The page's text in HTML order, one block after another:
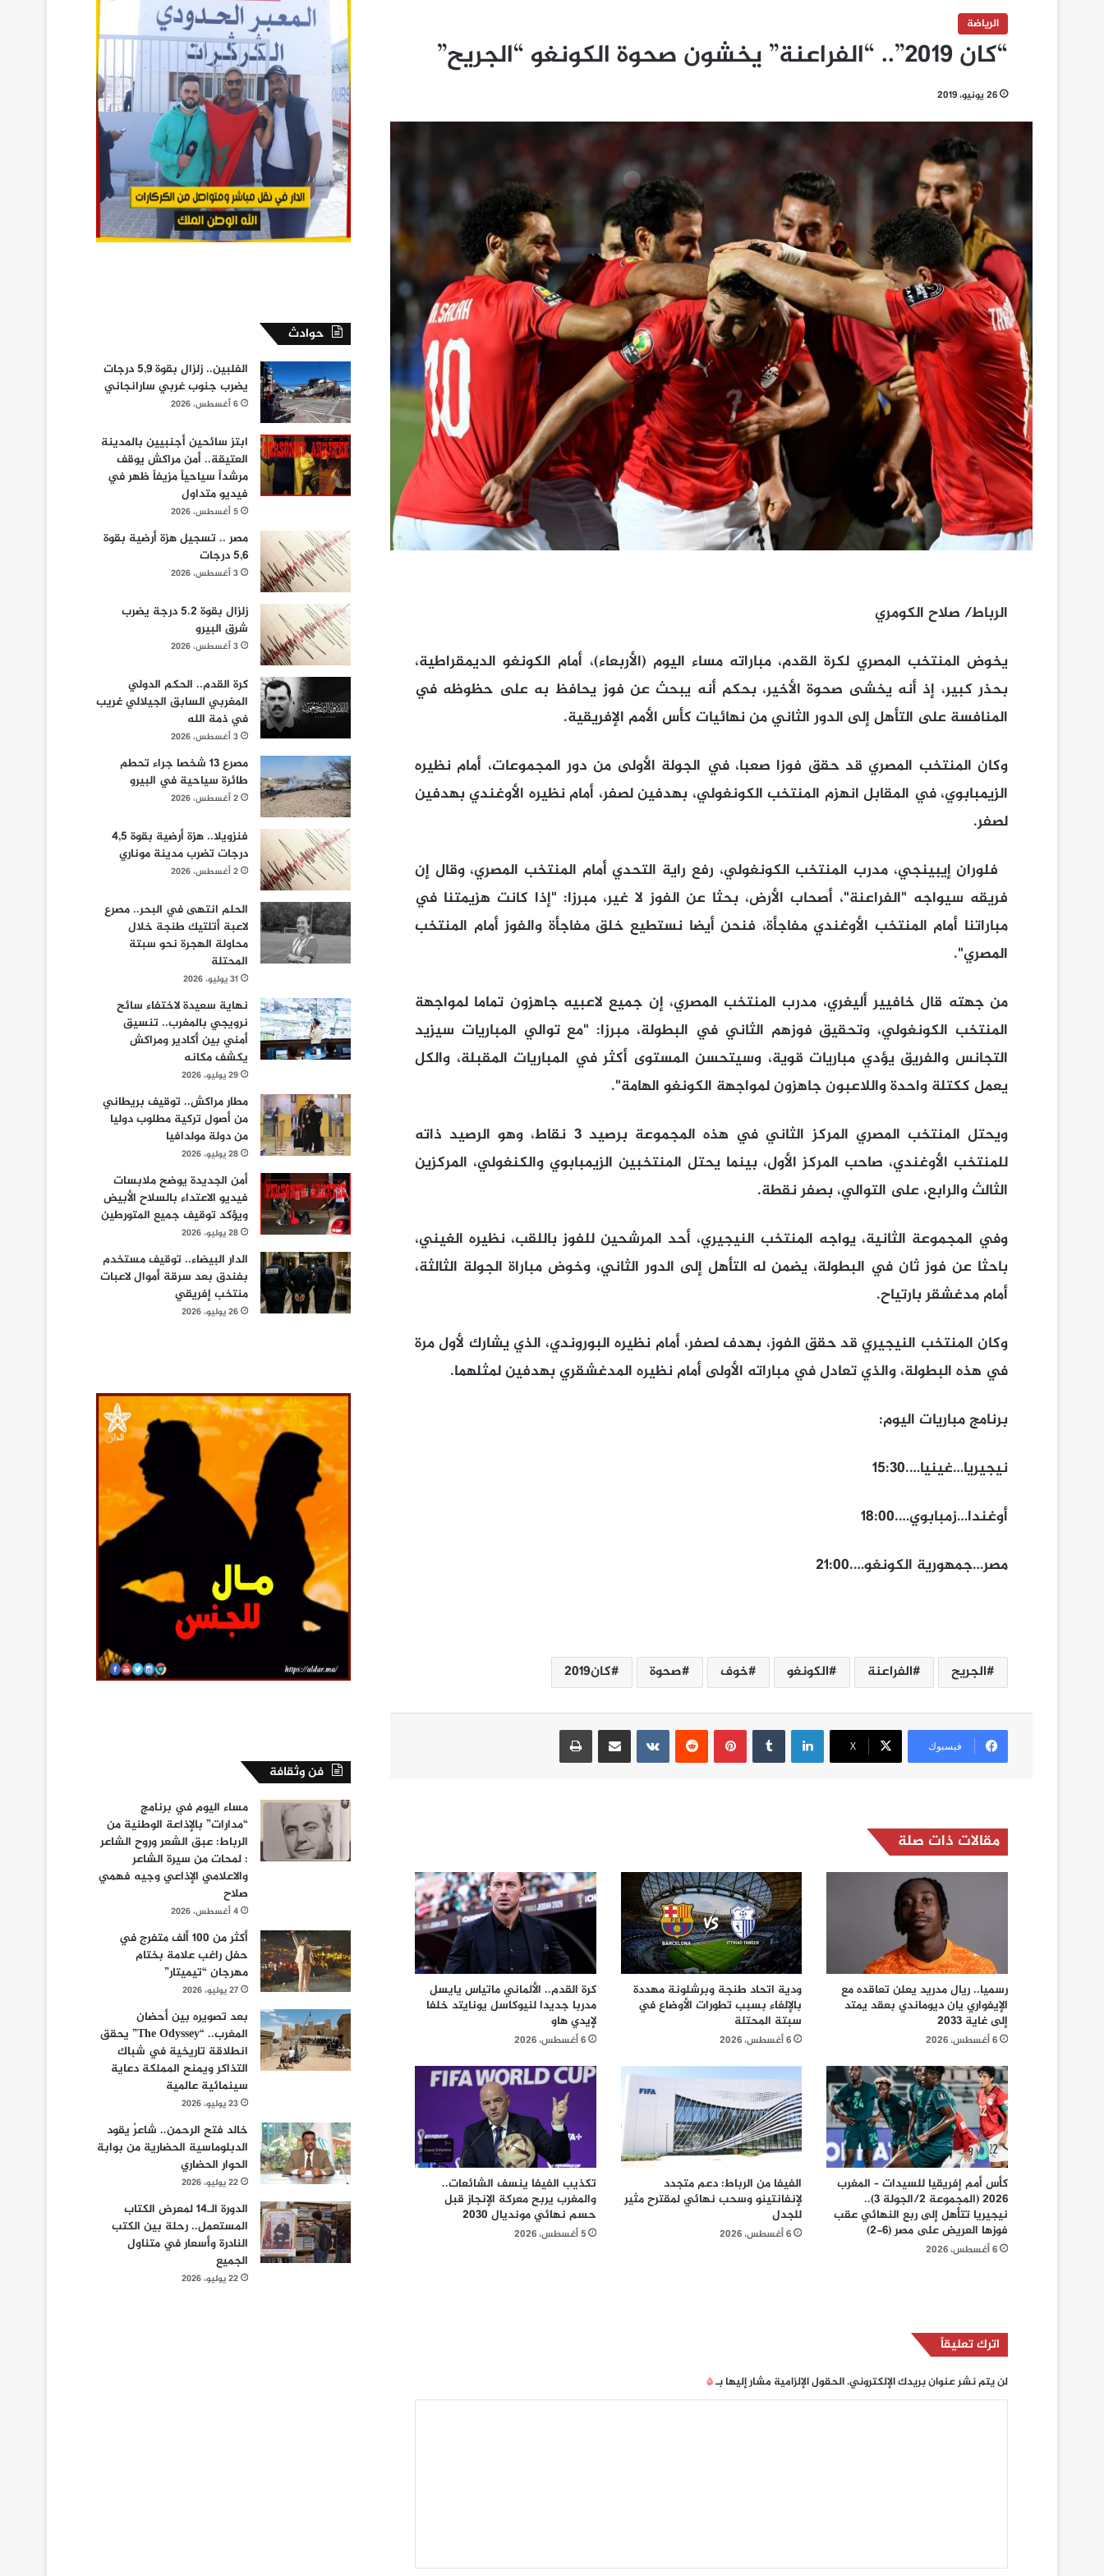
الرياضة
“كان 2019”.. “الفراعنة” يخشون صحوة الكونغو “الجريح”
26 يونيو، 2019
الرباط/ صلاح الكومري
يخوض المنتخب المصري لكرة القدم، مباراته مساء اليوم (الأربعاء)، أمام الكونغو الديمقراطية،
بحذر كبير، إذ أنه يخشى صحوة الأخير، بحكم أنه يبحث عن فوز يحافظ به على حظوظه في
المنافسة على التأهل إلى الدور الثاني من نهائيات كأس الأمم الإفريقية.
وكان المنتخب المصري قد حقق فوزا صعبا، في الجولة الأولى من دور المجموعات، أمام نظيره
الزيمبابوي، في المقابل انهزم المنتخب الكونغولي، بهدفين لصفر، أمام نظيره الأوغندي بهدفين
لصفر.
فلوران إيبينجي، مدرب المنتخب الكونغولي، رفع راية التحدي أمام المنتخب المصري، وقال إن
فريقه سيواجه "الفراعنة"، أصحاب الأرض، بحثا عن الفوز لا غير، مبرزا: "إذا كانت هزيمتنا في
مباراتنا أمام المنتخب الأوغندي مفاجأة، فنحن أيضا نستطيع خلق مفاجأة والفوز أمام المنتخب
المصري".
من جهته قال خافيير أليغري، مدرب المنتخب المصري، إن جميع لاعبيه جاهزون تماما لمواجهة
المنتخب الكونغولي، وتحقيق فوزهم الثاني في البطولة، مبرزا: "مع توالي المباريات سيزيد
التجانس والفريق يؤدي مباريات قوية، وسيتحسن المستوى أكثر في المباريات المقبلة، والكل
يعمل ككتلة واحدة واللاعبون جاهزون لمواجهة الكونغو الهامة".
ويحتل المنتخب المصري المركز الثاني في هذه المجموعة برصيد 3 نقاط، وهو الرصيد ذاته
للمنتخب الأوغندي، صاحب المركز الأول، بينما يحتل المنتخبين الزيمبابوي والكنغولي، المركزين
الثالث والرابع، على التوالي، بصفر نقطة.
وفي المجموعة الثانية، يواجه المنتخب النيجيري، أحد المرشحين للفوز باللقب، نظيره الغيني،
باحثا عن فوز ثان في البطولة، يضمن له التأهل إلى الدور الثاني، وخوض مباراة الجولة الثالثة،
أمام مدغشقر بارتياح.
وكان المنتخب النيجيري قد حقق الفوز، بهدف لصفر، أمام نظيره البوروندي، الذي يشارك لأول مرة
في هذه البطولة، والذي تعادل في مباراته الأولى أمام نظيره المدغشقري بهدفين لمثلهما.
برنامج مباريات اليوم:
نيجيريا…غينيا….15:30
أوغندا…زمبابوي….18:00
مصر…جمهورية الكونغو….21:00
الجريح الفراعنة الكونغو خوف صحوة كان2019
فيسبوك ‫X
لينكدإن بينتيريست مشاركة عبر البريد طباعة
مقالات ذات صلة
رسميا.. ريال مدريد يعلن تعاقده مع
الإيفواري يان ديوماندي بعقد يمتد
إلى غاية 2033
6 أغسطس، 2026
ودية اتحاد طنجة وبرشلونة مهددة
بالإلغاء بسبب تطورات الأوضاع في
سبتة المحتلة
6 أغسطس، 2026
كرة القدم.. الألماني ماتياس يايسل
مدربا جديدا لنيوكاسل يونايتد خلفا
لإيدي هاو
6 أغسطس، 2026
كأس أمم إفريقيا للسيدات – المغرب
2026 (المجموعة 2/الجولة 3)..
نيجيريا تتأهل إلى ربع النهائي عقب
فوزها العريض على مصر (6-2)
6 أغسطس، 2026
الفيفا من الرباط: دعم متجدد
لإنفانتينو وسحب نهائي لمقترح مثير
للجدل
6 أغسطس، 2026
تكذيب الفيفا ينسف الشائعات..
والمغرب يربح معركة الإنجاز قبل
حسم نهائي مونديال 2030
5 أغسطس، 2026
اترك تعليقاً
لن يتم نشر عنوان بريدك الإلكتروني.الحقول الإلزامية مشار إليها بـ*
حوادث
الفلبين.. زلزال بقوة 5,9 درجات
يضرب جنوب غربي سارانجاني
6 أغسطس، 2026
ابتز سائحين أجنبيين بالمدينة
العتيقة.. أمن مراكش يوقف
مرشداً سياحياً مزيفاً ظهر في
فيديو متداول
5 أغسطس، 2026
مصر .. تسجيل هزة أرضية بقوة
5,6 درجات
3 أغسطس، 2026
زلزال بقوة 5.2 درجة يضرب
شرق البيرو
3 أغسطس، 2026
كرة القدم.. الحكم الدولي
المغربي السابق الجيلالي غريب
في ذمة الله
3 أغسطس، 2026
مصرع 13 شخصا جراء تحطم
طائرة سياحية في البيرو
2 أغسطس، 2026
فنزويلا.. هزة أرضية بقوة 4,5
درجات تضرب مدينة موناري
2 أغسطس، 2026
الحلم انتهى في البحر.. مصرع
لاعبة أتلتيك طنجة خلال
محاولة الهجرة نحو سبتة
المحتلة
31 يوليو، 2026
نهاية سعيدة لاختفاء سائح
نرويجي بالمغرب.. تنسيق
أمني بين أكادير ومراكش
يكشف مكانه
29 يوليو، 2026
مطار مراكش.. توقيف بريطاني
من أصول تركية مطلوب دوليا
من دولة مولدافيا
28 يوليو، 2026
أمن الجديدة يوضح ملابسات
فيديو الاعتداء بالسلاح الأبيض
ويؤكد توقيف جميع المتورطين
28 يوليو، 2026
الدار البيضاء.. توقيف مستخدم
بفندق بعد سرقة أموال لاعبات
منتخب إفريقي
26 يوليو، 2026
فن وثقافة
مساء اليوم في برنامج
“مدارات” بالإذاعة الوطنية من
الرباط: عبق الشعر وروح الشاعر
: لمحات من سيرة الشاعر
والاعلامي الإذاعي وجيه فهمي
صلاح
4 أغسطس، 2026
أكثر من 100 ألف متفرج في
حفل راغب علامة بختام
مهرجان “تيميتار”
27 يوليو، 2026
بعد تصويره بين أحضان
المغرب.. “The Odyssey” يحقق
انطلاقة تاريخية في شباك
التذاكر ويمنح المملكة دعاية
سينمائية عالمية
23 يوليو، 2026
خالد فتح الرحمن.. شاعرٌ يقود
الدبلوماسية الحضارية من بوابة
الحوار الحضاري
22 يوليو، 2026
الدورة الـ14 لمعرض الكتاب
المستعمل.. رحلة بين الكتب
النادرة وأسعار في متناول
الجميع
22 يوليو، 2026